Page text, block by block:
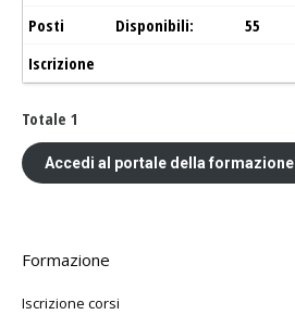
Disponibili: 55
Totale 1
Accedi al portale della formazione
Formazione
Iscrizione corsi